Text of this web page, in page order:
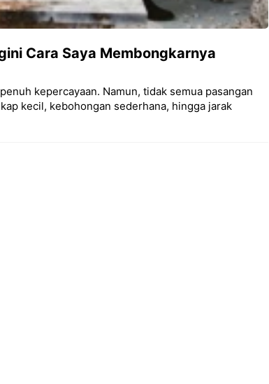
Cara Saya Membongkarnya
kepercayaan. Namun, tidak semua pasangan
kecil, kebohongan sederhana, hingga jarak